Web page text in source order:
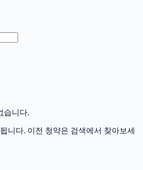
습니다.
니다. 이전 청약은 검색에서 찾아보세